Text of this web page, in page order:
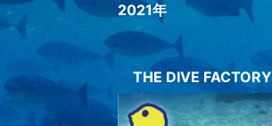
2021年
THE DIVE FACTORY